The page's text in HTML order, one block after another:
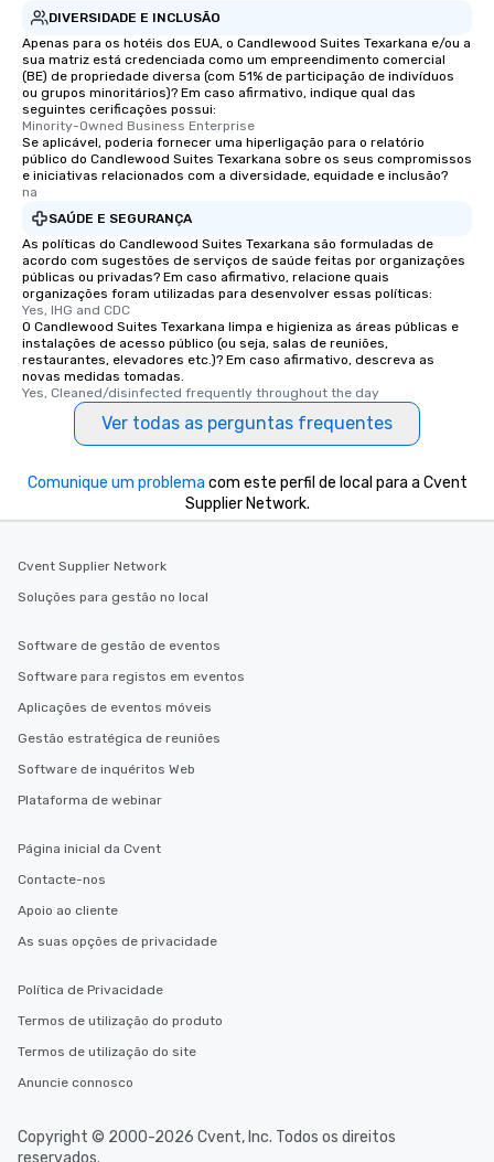
DIVERSIDADE E INCLUSÃO
Apenas para os hotéis dos EUA, o Candlewood Suites Texarkana e/ou a
sua matriz está credenciada como um empreendimento comercial
(BE) de propriedade diversa (com 51% de participação de indivíduos
ou grupos minoritários)? Em caso afirmativo, indique qual das
seguintes cerificações possui:
Minority-Owned Business Enterprise
Se aplicável, poderia fornecer uma hiperligação para o relatório
público do Candlewood Suites Texarkana sobre os seus compromissos
e iniciativas relacionados com a diversidade, equidade e inclusão?
na
SAÚDE E SEGURANÇA
As políticas do Candlewood Suites Texarkana são formuladas de
acordo com sugestões de serviços de saúde feitas por organizações
públicas ou privadas? Em caso afirmativo, relacione quais
organizações foram utilizadas para desenvolver essas políticas:
Yes, IHG and CDC
O Candlewood Suites Texarkana limpa e higieniza as áreas públicas e
instalações de acesso público (ou seja, salas de reuniões,
restaurantes, elevadores etc.)? Em caso afirmativo, descreva as
novas medidas tomadas.
Yes, Cleaned/disinfected frequently throughout the day
Ver todas as perguntas frequentes
Comunique um problema com este perfil de local para a Cvent
Supplier Network.
Cvent Supplier Network
Soluções para gestão no local
Software de gestão de eventos
Software para registos em eventos
Aplicações de eventos móveis
Gestão estratégica de reuniões
Software de inquéritos Web
Plataforma de webinar
Página inicial da Cvent
Contacte-nos
Apoio ao cliente
As suas opções de privacidade
Política de Privacidade
Termos de utilização do produto
Termos de utilização do site
Anuncie connosco
Copyright © 2000-2026 Cvent, Inc. Todos os direitos
reservados.